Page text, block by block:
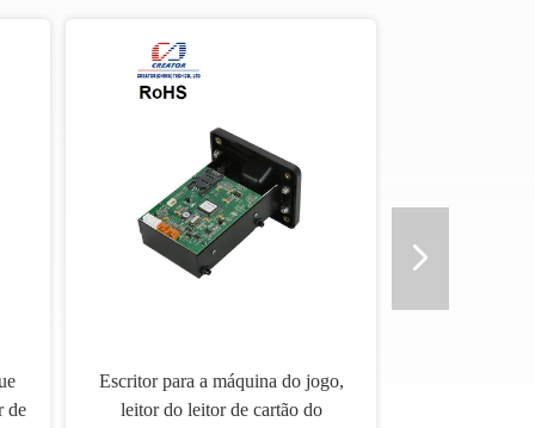
de
Escritor para a máquina do jogo,
leitor do leitor de cartão do